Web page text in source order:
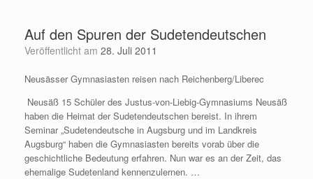
springenAuf den Spuren der Sudetendeutschen
Veröffentlicht am 28. Juli 2011
Neusässer Gymnasiasten reisen nach Reichenberg/Liberec
Neusäß 15 Schüler des Justus-von-Liebig-Gymnasiums Neusäß
haben die Heimat der Sudetendeutschen bereist. In ihrem
Seminar „Sudetendeutsche in Augsburg und im Landkreis
Augsburg“ haben die Gymnasiasten bereits vorab über die
geschichtliche Bedeutung erfahren. Nun war es an der Zeit, das
ehemalige Sudetenland kennenzulernen. …